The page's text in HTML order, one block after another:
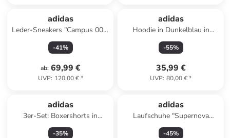
adidas
Leder-Sneakers "Campus 00s"
in Grün
-41%
ab: 69,99 €
UVP: 120,00 €*
adidas
Hoodie in Dunkelblau in
Dunkelblau
-55%
35,99 €
UVP: 80,00 €*
adidas
3er-Set: Boxershorts in
Schwarz/ Beige/ Blau
-35%
adidas
Laufschuhe "Supernova
Comfortglide" in Grau
-45%